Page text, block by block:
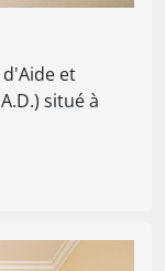
et
situé à